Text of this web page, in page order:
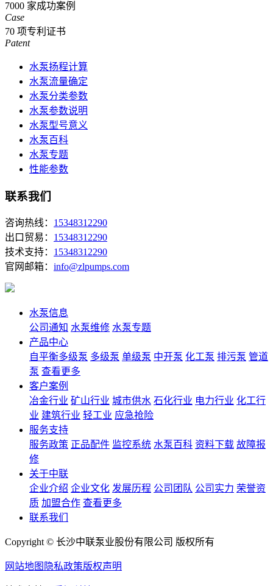
7000 家成功案例
Case
70 项专利证书
Patent
水泵扬程计算
水泵流量确定
水泵分类参数
水泵参数说明
水泵型号意义
水泵百科
水泵专题
性能参数
联系我们
咨询热线： 15348312290
出口贸易： 15348312290
技术支持： 15348312290
官网邮箱： info@zlpumps.com
水泵信息
公司通知 水泵维修 水泵专题
产品中心
自平衡多级泵 多级泵 单级泵 中开泵 化工泵 排污泵 管道
泵 查看更多
客户案例
冶金行业 矿山行业 城市供水 石化行业 电力行业 化工行
业 建筑行业 轻工业 应急抢险
服务支持
服务政策 正品配件 监控系统 水泵百科 资料下载 故障报
修
关于中联
企业介绍 企业文化 发展历程 公司团队 公司实力 荣誉资
质 加盟合作 查看更多
联系我们
Copyright © 长沙中联泵业股份有限公司 版权所有
网站地图 隐私政策版权声明